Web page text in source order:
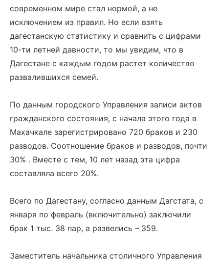
современном мире стал нормой, а не
исключением из правил. Но если взять
дагестанскую статистику и сравнить с цифрами
10-ти летней давности, то мы увидим, что в
Дагестане с каждым годом растет количество
развалившихся семей.
По данным городского Управления записи актов
гражданского состояния, с начала этого года в
Махачкале зарегистрировано 720 браков и 230
разводов. Соотношение браков и разводов, почти
30% . Вместе с тем, 10 лет назад эта цифра
составляла всего 20%.
Всего по Дагестану, согласно данным Дагстата, с
января по февраль (включительно) заключили
брак 1 тыс. 38 пар, а развелись – 359.
Заместитель начальника столичного Управления